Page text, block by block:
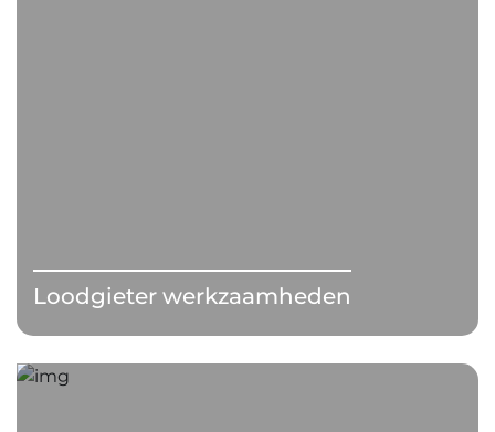
Loodgieter werkzaamheden